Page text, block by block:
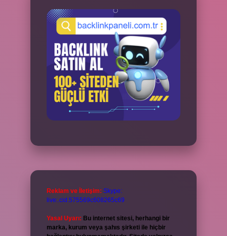
Reklam ve İletişim: Skype:
live:.cid.575569c608265c69
Yasal Uyarı: Bu internet sitesi, herhangi bir
marka, kurum veya şahıs şirketi ile hiçbir